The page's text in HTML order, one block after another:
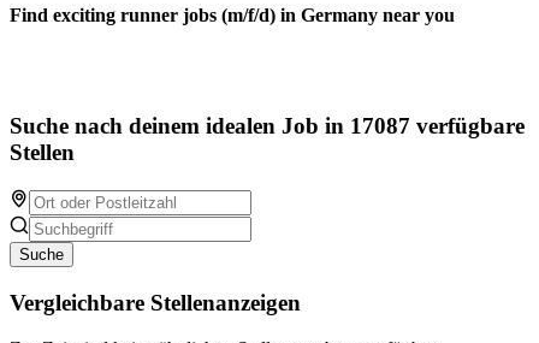
Find exciting runner jobs (m/f/d) in Germany near you
Suche nach deinem idealen Job in 17087 verfügbare
Stellen
Suche
Vergleichbare Stellenanzeigen